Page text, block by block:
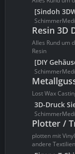
ä
g
e
e
B
i
ä
g
e
L
e
t
z
t
e
B
e
i
r
ä
g
e
[Sindoh
Resin 3D
Alles Rund um
Resin
L
e
t
z
e
B
i
[DIY Gehäuse
Lost Wax
L
e
t
z
t
3D-Druck
Plotter /
plotten mit
andere Textilien